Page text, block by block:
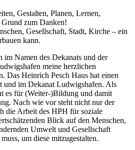
Gestalten, Planen, Lernen,
zum Danken!
Gesellschaft, Stadt, Kirche – ein
kann.
im Namen des Dekanats und der
meine herzlichen
Das Heinrich Pesch Haus hat einen
und im Dekanat Ludwigshafen. Als
es für (Weiter-)Bildung und damit
Nach wie vor steht nicht nur der
die Arbeit des HPH für soziale
Blick auf den Menschen,
Umwelt und Gesellschaft
um diese mitzugestalten.